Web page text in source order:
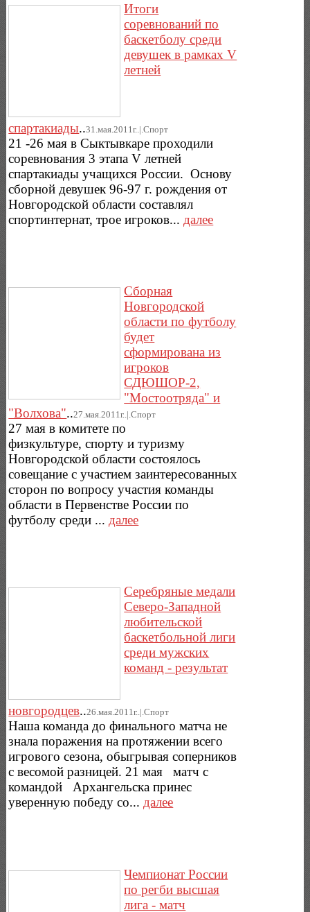
Итоги
соревнований по
баскетболу среди
девушек в рамках V
летней
спартакиады..31.мая.2011г..|.Спорт
21 -26 мая в Сыктывкаре проходили
соревнования 3 этапа V летней
спартакиады учащихся России. Основу
сборной девушек 96-97 г. рождения от
Новгородской области составлял
спортинтернат, трое игроков... далее
Сборная
Новгородской
области по футболу
будет
сформирована из
игроков
СДЮШОР-2,
"Мостоотряда" и
"Волхова"..27.мая.2011г..|.Спорт
27 мая в комитете по
физкультуре, спорту и туризму
Новгородской области состоялось
совещание с участием заинтересованных
сторон по вопросу участия команды
области в Первенстве России по
футболу среди ... далее
Серебряные медали
Северо-Западной
любительской
баскетбольной лиги
среди мужских
команд - результат
новгородцев..26.мая.2011г..|.Спорт
Наша команда до финального матча не
знала поражения на протяжении всего
игрового сезона, обыгрывая соперников
с весомой разницей. 21 мая матч с
командой Архангельска принес
уверенную победу со...далее
Чемпионат России
по регби высшая
лига - матч